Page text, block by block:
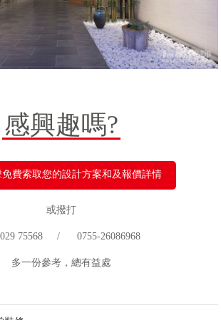
感興趣嗎?
免費索取您的設計方案和及報價詳情
或撥打
029 75568 / 0755-26086968
多一份參考，總有益處